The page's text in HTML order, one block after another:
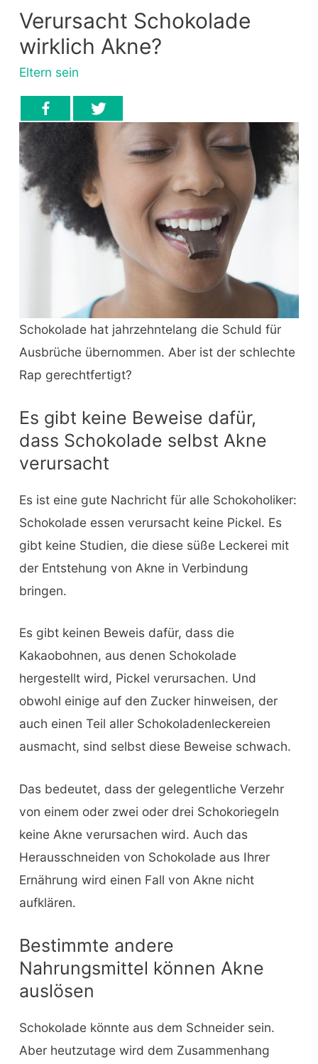
Verursacht Schokolade
wirklich Akne?
Eltern sein
Schokolade hat jahrzehntelang die Schuld für
Ausbrüche übernommen. Aber ist der schlechte
Rap gerechtfertigt?
Es gibt keine Beweise dafür,
dass Schokolade selbst Akne
verursacht
Es ist eine gute Nachricht für alle Schokoholiker:
Schokolade essen verursacht keine Pickel. Es
gibt keine Studien, die diese süße Leckerei mit
der Entstehung von Akne in Verbindung
bringen.
Es gibt keinen Beweis dafür, dass die
Kakaobohnen, aus denen Schokolade
hergestellt wird, Pickel verursachen. Und
obwohl einige auf den Zucker hinweisen, der
auch einen Teil aller Schokoladenleckereien
ausmacht, sind selbst diese Beweise schwach.
Das bedeutet, dass der gelegentliche Verzehr
von einem oder zwei oder drei Schokoriegeln
keine Akne verursachen wird. Auch das
Herausschneiden von Schokolade aus Ihrer
Ernährung wird einen Fall von Akne nicht
aufklären.
Bestimmte andere
Nahrungsmittel können Akne
auslösen
Schokolade könnte aus dem Schneider sein.
Aber heutzutage wird dem Zusammenhang